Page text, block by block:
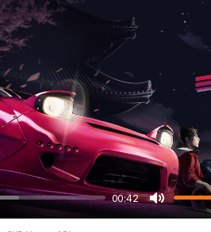
tuning poussé, histoire en style
PC et Xbox, mais les PS5
ça impatiemment ? 👇
#PS5 #Drift
00:42
M